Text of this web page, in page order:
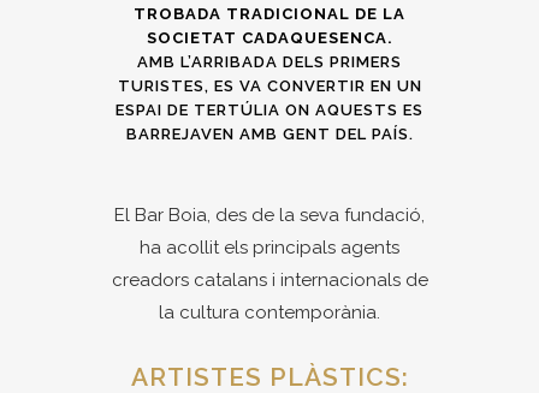
TROBADA TRADICIONAL DE LA
SOCIETAT CADAQUESENCA.
AMB L’ARRIBADA DELS PRIMERS
TURISTES, ES VA CONVERTIR EN UN
ESPAI DE TERTÚLIA ON AQUESTS ES
BARREJAVEN AMB GENT DEL PAÍS.
El Bar Boia, des de la seva fundació,
ha acollit els principals agents
creadors catalans i internacionals de
la cultura contemporània.
ARTISTES PLÀSTICS: